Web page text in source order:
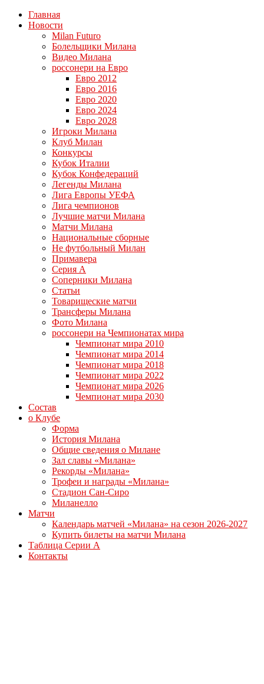
Главная
Новости
Milan Futuro
Болельщики Милана
Видео Милана
россонери на Евро
Евро 2012
Евро 2016
Евро 2020
Евро 2024
Евро 2028
Игроки Милана
Клуб Милан
Конкурсы
Кубок Италии
Кубок Конфедераций
Легенды Милана
Лига Европы УЕФА
Лига чемпионов
Лучшие матчи Милана
Матчи Милана
Национальные сборные
Не футбольный Милан
Примавера
Серия А
Соперники Милана
Статьи
Товарищеские матчи
Трансферы Милана
Фото Милана
россонери на Чемпионатах мира
Чемпионат мира 2010
Чемпионат мира 2014
Чемпионат мира 2018
Чемпионат мира 2022
Чемпионат мира 2026
Чемпионат мира 2030
Состав
о Клубе
Форма
История Милана
Общие сведения о Милане
Зал славы «Милана»
Рекорды «Милана»
Трофеи и награды «Милана»
Стадион Сан-Сиро
Миланелло
Матчи
Календарь матчей «Милана» на сезон 2026-2027
Купить билеты на матчи Милана
Таблица Серии А
Контакты